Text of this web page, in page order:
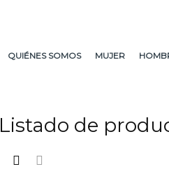
QUIÉNES SOMOS MUJER
Listado de